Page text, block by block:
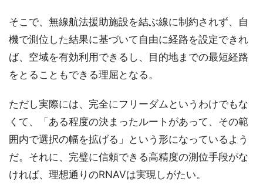
そこで、無線航法援助施設を結ぶ線に制約されず、自
機で測位した結果に基づいて自由に経路を設定できれ
ば、空域を有効利用できるし、目的地までの最短経路
をとることもできる理屈となる。
ただし実際には、完全にフリーダムというわけでもな
くて、「ある程度の決まったルートがあって、その範
囲内で選択の幅を拡げる」という形になっているよう
だ。それに、完璧に信頼できる高精度の測位手段がな
ければ、理想通りのRNAVは実現しがたい。